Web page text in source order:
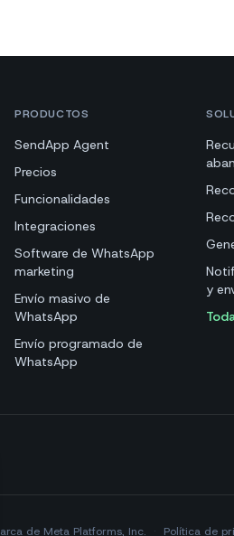
PRODUCTOS
SendApp Agent
Precios
Funcionalidades
Integraciones
Software de WhatsApp
marketing
Envío masivo de
WhatsApp
Envío programado de
WhatsApp
y
de Meta Platforms, Inc. · Política de